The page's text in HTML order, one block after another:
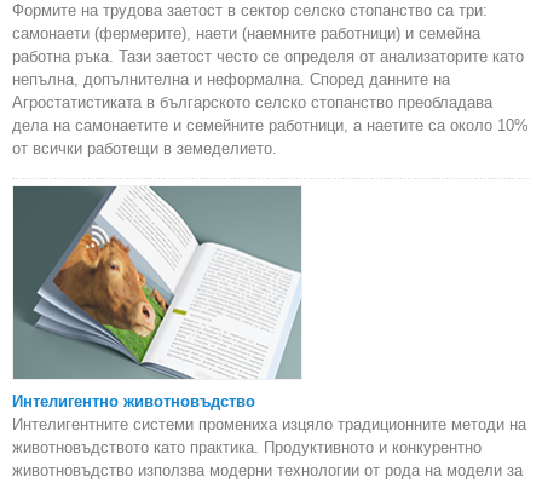
Формите на трудова заетост в сектор селско стопанство са три:
самонаети (фермерите), наети (наемните работници) и семейна
работна ръка. Тази заетост често се определя от анализаторите като
непълна, допълнителна и неформална. Според данните на
Агростатистиката в българското селско стопанство преобладава
дела на самонаетите и семейните работници, а наетите са около 10%
от всички работещи в земеделието.
Интелигентно животновъдство
Интелигентните системи промениха изцяло традиционните методи на
животновъдството като практика. Продуктивното и конкурентно
животновъдство използва модерни технологии от рода на модели за